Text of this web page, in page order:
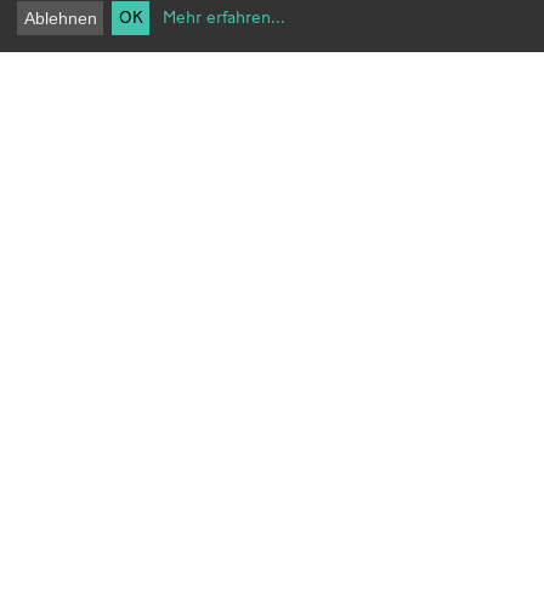
Ablehnen OK Mehr erfahren...